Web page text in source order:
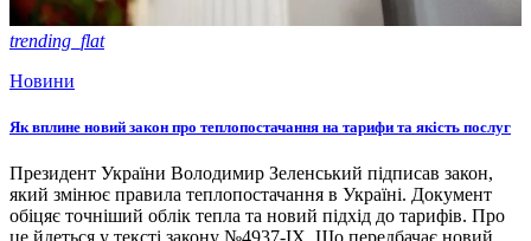
trending_flat
Новини
Як вплине новий закон про теплопостачання на тарифи та якість послуг
Президент України Володимир Зеленський підписав закон,
який змінює правила теплопостачання в Україні. Документ
обіцяє точніший облік тепла та новий підхід до тарифів. Про
це йдеться у тексті закону №4937-ІХ. Що передбачає новий